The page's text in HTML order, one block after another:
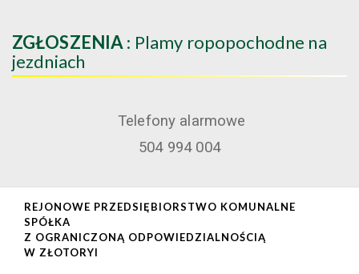
ZGŁOSZENIA : Plamy ropopochodne na
jezdniach
Telefony alarmowe
504 994 004
REJONOWE PRZEDSIĘBIORSTWO KOMUNALNE
SPÓŁKA
Z OGRANICZONĄ ODPOWIEDZIALNOŚCIĄ
W ZŁOTORYI